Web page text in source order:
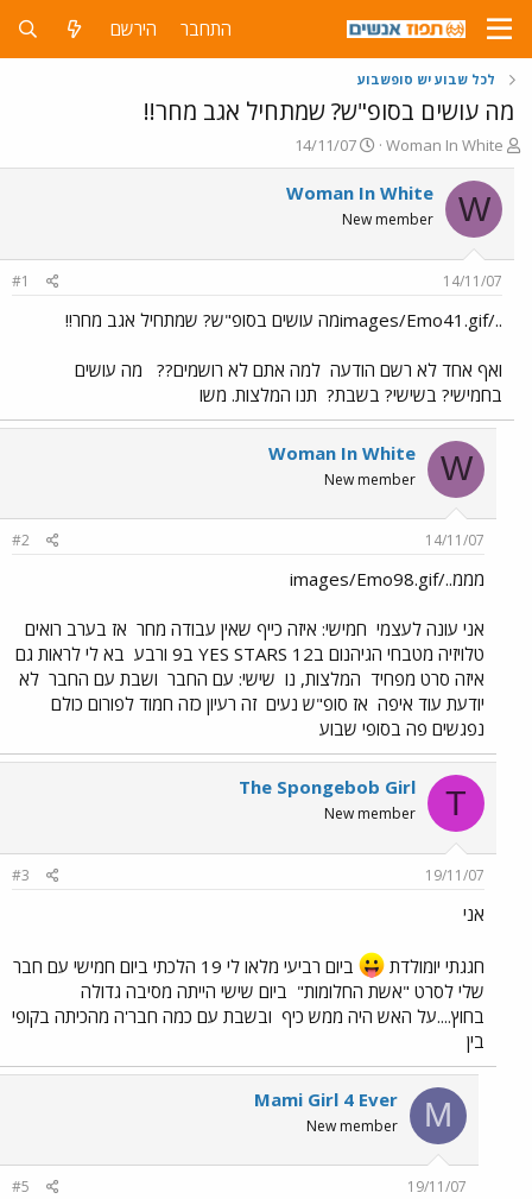
התחבר הירשם
לכל שבוע יש סופשבוע
מה עושים בסופ"ש? שמתחיל אגב מחר!!
פ
ו
ת
ח
ה
ש
Woman In White
פ
ו
ר
ם
ר
14/11/07
W
Woman In White
New member
14/11/07
#1
../images/Emo41.gifמה עושים בסופ"ש? שמתחיל אגב מחר!!
ואף אחד לא רשם הודעה למה אתם לא רושמים??
מה עושים
בחמישי? בשישי? בשבת? תנו המלצות. משו
W
Woman In White
New member
14/11/07
#2
מממ../images/Emo98.gif
אני עונה לעצמי חמישי: איזה כייף שאין עבודה מחר אז בערב רואים
טלויזיה מטבחי הגיהנום בYES STARS 12 ב9 ורבע
בא לי לראות גם
איזה סרט מפחיד המלצות, נו שישי: עם החבר ושבת עם החבר לא
יודעת עוד איפה אז סופ"ש נעים זה רעיון כזה חמוד לפורום כולם
נפגשים פה בסופי שבוע
T
The Spongebob Girl
New member
19/11/07
#3
אני
חגגתי יומולדת
ביום רביעי מלאו לי 19 הלכתי ביום חמישי עם חבר
שלי לסרט "אשת החלומות" ביום שישי הייתה מסיבה גדולה
בחוץ....על האש היה ממש כיף ובשבת עם כמה חבר'ה מהכיתה בקופי
בין
M
Mami Girl 4 Ever
New member
19/11/07
#5